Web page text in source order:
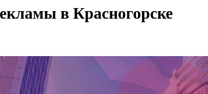
в Красногорске